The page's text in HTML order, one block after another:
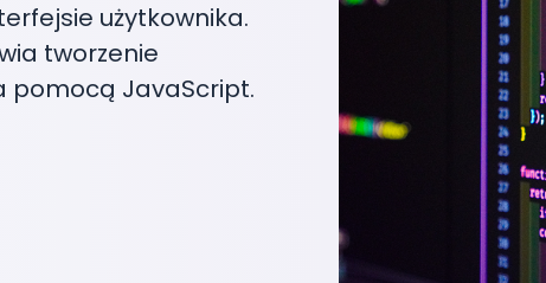
użytkownika.
tworzenie
pomocą JavaScript.